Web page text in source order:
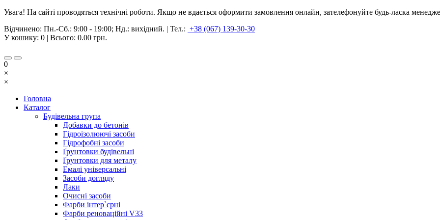
Увага! На сайті проводяться технічні роботи. Якщо не вдається оформити замовлення онлайн, зателефонуйте будь-ласка
Відчинено: Пн.-Сб.: 9:00 - 19:00; Нд.: вихідний. | Тел.: +38 (067) 139-30-30
У кошику: 0 | Всього: 0.00 грн.
0
×
×
Головна
Каталог
Будівельна група
Добавки до бетонів
Гідроізолюючі засоби
Гідрофобні засоби
Ґрунтовки будівельні
Ґрунтовки для металу
Емалі універсальні
Засоби догляду
Лаки
Очисні засоби
Фарби інтер`єрні
Фарби реноваційні V33